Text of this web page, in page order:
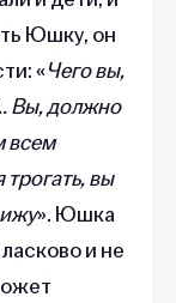
Юшку, он
«Чего вы,
Вы, должно
всем
вы
». Юшка
и не